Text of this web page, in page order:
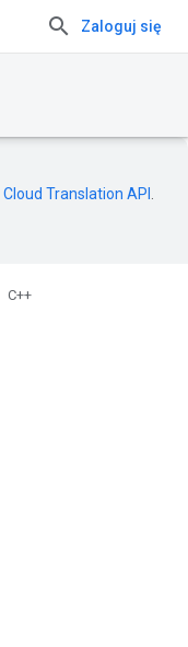
Zaloguj się
Cloud Translation API
C++